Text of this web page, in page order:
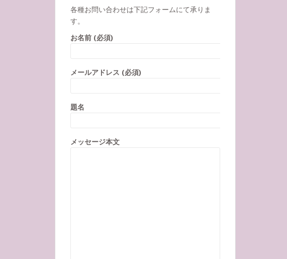
各種お問い合わせは下記フォームにて承りま
す。
お名前 (必須)
メールアドレス (必須)
題名
メッセージ本文